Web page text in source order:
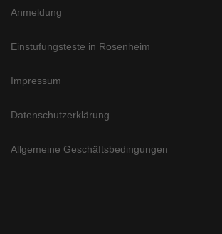
Anmeldung
Einstufungsteste in Rosenheim
Impressum
Datenschutzerklärung
Allgemeine Geschäftsbedingungen